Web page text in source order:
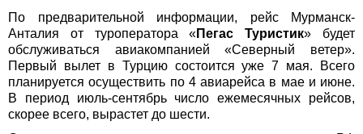
По предварительной информации, рейс Мурманск-
Анталия от туроператора «Пегас Туристик» будет
обслуживаться авиакомпанией «Северный ветер».
Первый вылет в Турцию состоится уже 7 мая. Всего
планируется осуществить по 4 авиарейса в мае и июне.
В период июль-сентябрь число ежемесячных рейсов,
скорее всего, вырастет до шести.